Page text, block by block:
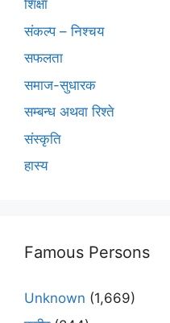
शिक्षा
संकल्प – निश्चय
सफलता
समाज-सुधारक
सम्बन्ध अथवा रिश्ते
संस्कृति
हास्य
Famous Persons
Unknown (1,669)